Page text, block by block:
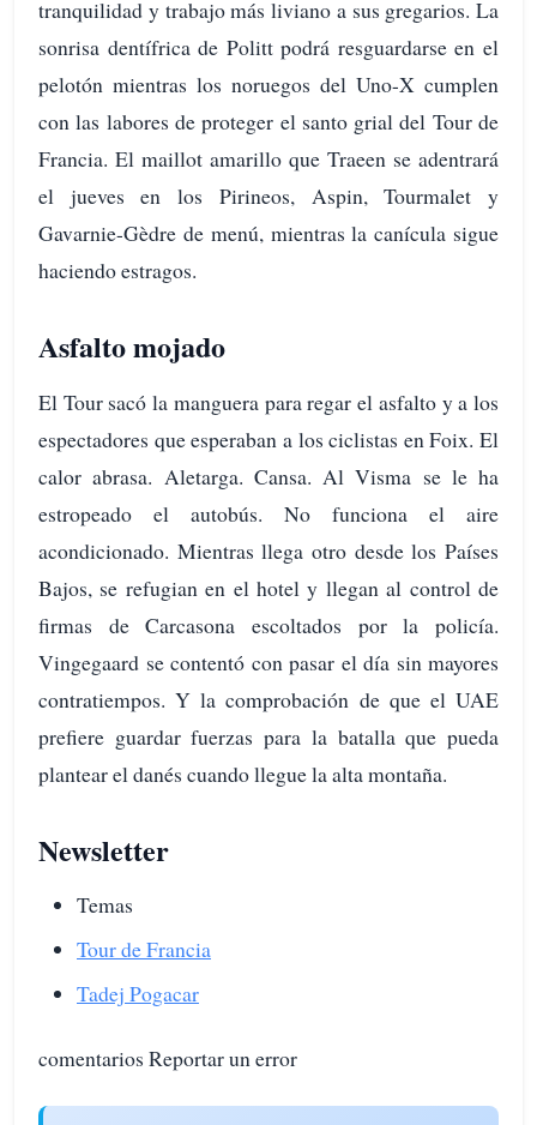
tranquilidad y trabajo más liviano a sus gregarios. La
sonrisa dentífrica de Politt podrá resguardarse en el
pelotón mientras los noruegos del Uno-X cumplen
con las labores de proteger el santo grial del Tour de
Francia. El maillot amarillo que Traeen se adentrará
el jueves en los Pirineos, Aspin, Tourmalet y
Gavarnie-Gèdre de menú, mientras la canícula sigue
haciendo estragos.
Asfalto mojado
El Tour sacó la manguera para regar el asfalto y a los
espectadores que esperaban a los ciclistas en Foix. El
calor abrasa. Aletarga. Cansa. Al Visma se le ha
estropeado el autobús. No funciona el aire
acondicionado. Mientras llega otro desde los Países
Bajos, se refugian en el hotel y llegan al control de
firmas de Carcasona escoltados por la policía.
Vingegaard se contentó con pasar el día sin mayores
contratiempos. Y la comprobación de que el UAE
prefiere guardar fuerzas para la batalla que pueda
plantear el danés cuando llegue la alta montaña.
Newsletter
Temas
Tour de Francia
Tadej Pogacar
comentarios Reportar un error